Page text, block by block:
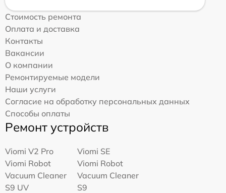
Стоимость ремонта
Оплата и доставка
Контакты
Вакансии
О компании
Ремонтируемые модели
Наши услуги
Согласие на обработку персональных данных
Способы оплаты
Ремонт устройств
Viomi V2 Pro
Viomi SE
Viomi Robot
Vacuum Cleaner
S9 UV
Viomi Robot
Vacuum Cleaner
S9